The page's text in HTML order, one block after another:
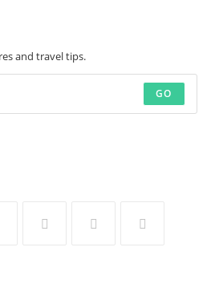
and travel tips.
GO